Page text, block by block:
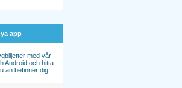
app
med vår
Android och hitta
än befinner dig!